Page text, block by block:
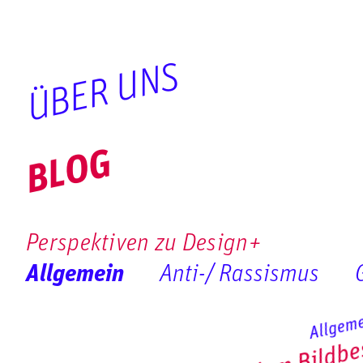
ÜBER UNS
BLOG
Perspektiven zu Design+
Allgemein
Anti-/ Rassismus